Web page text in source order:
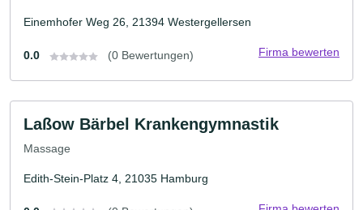
Einemhofer Weg 26, 21394 Westergellersen
0.0 (0 Bewertungen) Firma bewerten
Laßow Bärbel Krankengymnastik
Massage
Edith-Stein-Platz 4, 21035 Hamburg